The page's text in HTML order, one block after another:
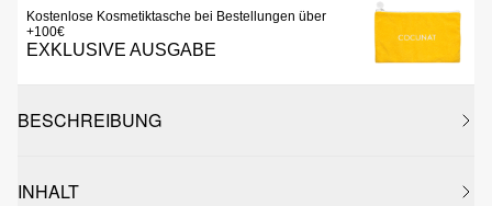
Kostenlose Kosmetiktasche bei Bestellungen über
+100€
EXKLUSIVE AUSGABE
BESCHREIBUNG
INHALT